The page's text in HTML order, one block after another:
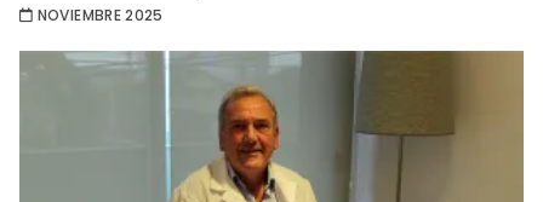
NOVIEMBRE 2025